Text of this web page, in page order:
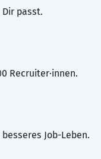
Dir passt.
Recruiter·innen.
Job-Leben.